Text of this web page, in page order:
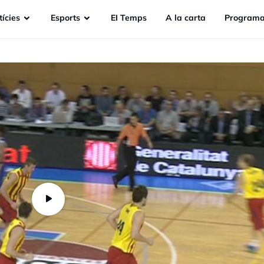
Esports EI Temps A la carta